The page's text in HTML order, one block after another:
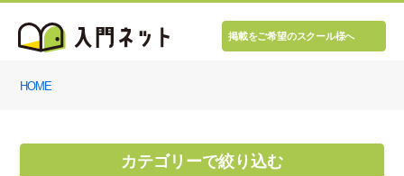
掲載をご希望のスクール様へ
HOME
カテゴリーで絞り込む